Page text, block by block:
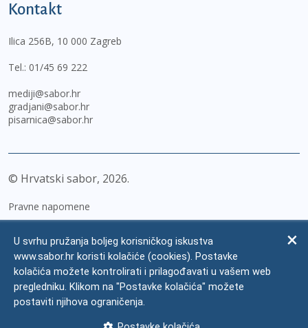
Kontakt
Ilica 256B, 10 000 Zagreb
Tel.: 01/45 69 222
mediji@sabor.hr
gradjani@sabor.hr
pisarnica@sabor.hr
© Hrvatski sabor, 2026
Pravne napomene
Zaštita osobnih podataka
Impressum
Česta pitanja
U svrhu pružanja boljeg korisničkog iskustva
www.sabor.hr koristi kolačiće (cookies). Postavke
kolačića možete kontrolirati i prilagođavati u vašem web
pregledniku. Klikom na "Postavke kolačića" možete
postaviti njihova ograničenja.